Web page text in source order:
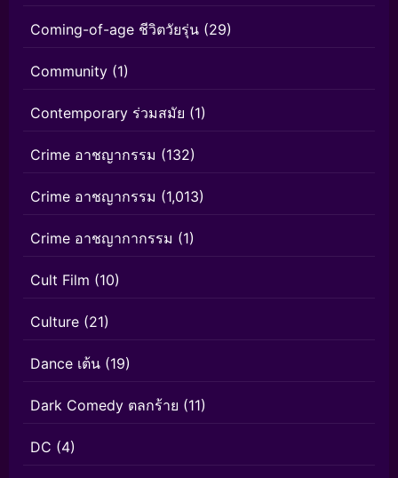
Coming-of-age ชีวิตวัยรุ่น (29)
Community (1)
Contemporary ร่วมสมัย (1)
Crime อาชญากรรม (132)
Crime อาชญากรรม (1,013)
Crime อาชญากากรรม (1)
Cult Film (10)
Culture (21)
Dance เต้น (19)
Dark Comedy ตลกร้าย (11)
DC (4)